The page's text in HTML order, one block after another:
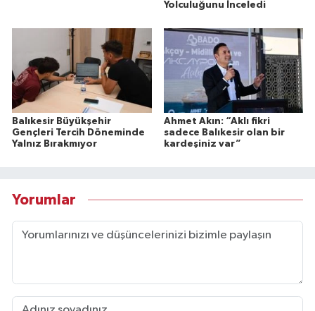
Yolculuğunu İnceledi
Balıkesir Büyükşehir
Gençleri Tercih Döneminde
Yalnız Bırakmıyor
Ahmet Akın: “Aklı fikri
sadece Balıkesir olan bir
kardeşiniz var”
Yorumlar